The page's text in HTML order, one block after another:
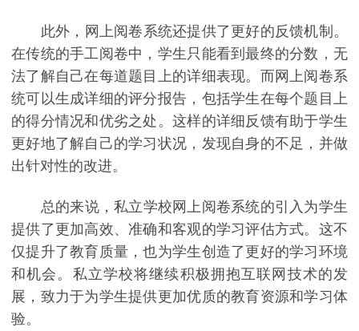
此外，网上阅卷系统还提供了更好的反馈机制。
在传统的手工阅卷中，学生只能看到最终的分数，无
法了解自己在每道题目上的详细表现。而网上阅卷系
统可以生成详细的评分报告，包括学生在每个题目上
的得分情况和优劣之处。这样的详细反馈有助于学生
更好地了解自己的学习状况，发现自身的不足，并做
出针对性的改进。
总的来说，私立学校网上阅卷系统的引入为学生
提供了更加高效、准确和客观的学习评估方式。这不
仅提升了教育质量，也为学生创造了更好的学习环境
和机会。私立学校将继续积极拥抱互联网技术的发
展，致力于为学生提供更加优质的教育资源和学习体
验。